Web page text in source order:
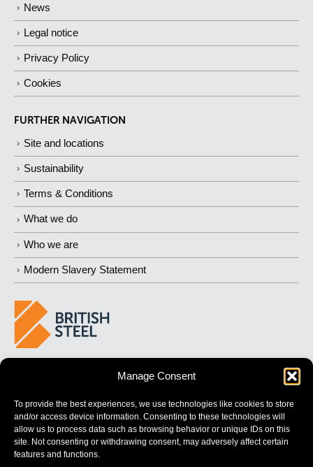
Manage Consent
To provide the best experiences, we use technologies like cookies to store
and/or access device information. Consenting to these technologies will
allow us to process data such as browsing behavior or unique IDs on this
site. Not consenting or withdrawing consent, may adversely affect certain
features and functions.
News
Legal notice
Privacy Policy
Cookies
FURTHER NAVIGATION
Site and locations
Sustainability
Terms & Conditions
What we do
Who we are
Modern Slavery Statement
STRONGER FUTURES